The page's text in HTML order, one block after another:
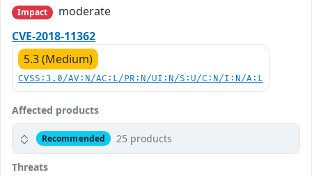
Impact
moderate
CVE-2018-11362
5.3 (Medium)
CVSS:3.0/AV:N/AC:L/PR:N/UI:N/S:U/C:N/I:N/A:L
Affected products
Recommended 25 products
Threats